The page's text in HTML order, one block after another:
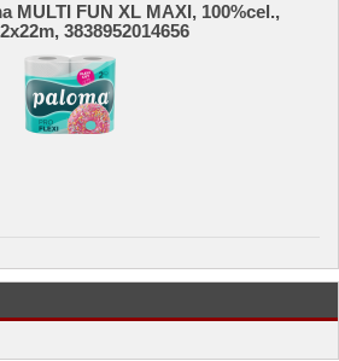
MULTI FUN XL MAXI, 100%cel.,
3838952014656